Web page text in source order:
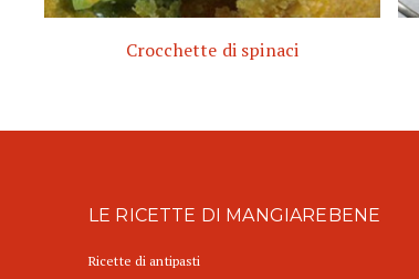
Crocchette di spinaci
LE RICETTE DI MANGIAREBENE
Ricette di antipasti